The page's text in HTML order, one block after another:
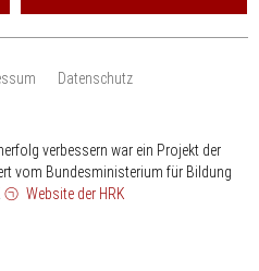
Datenschutz
verbessern war ein Projekt der
vom Bundesministerium für Bildung
Website der HRK